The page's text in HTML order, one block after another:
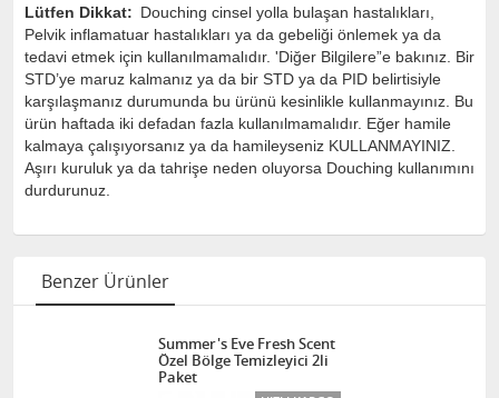
Lütfen Dikkat: Douching cinsel yolla bulaşan hastalıkları,
Pelvik inflamatuar hastalıkları ya da gebeliği önlemek ya da
tedavi etmek için kullanılmamalıdır. 'Diğer Bilgilere”e bakınız. Bir
STD’ye maruz kalmanız ya da bir STD ya da PID belirtisiyle
karşılaşmanız durumunda bu ürünü kesinlikle kullanmayınız. Bu
ürün haftada iki defadan fazla kullanılmamalıdır. Eğer hamile
kalmaya çalışıyorsanız ya da hamileyseniz KULLANMAYINIZ.
Aşırı kuruluk ya da tahrişe neden oluyorsa Douching kullanımını
durdurunuz.
Benzer Ürünler
Summer's Eve Fresh Scent
Özel Bölge Temizleyici 2li
Paket